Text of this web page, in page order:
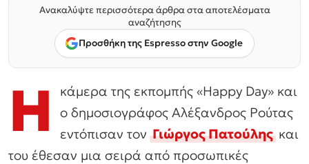
Ανακαλύψτε περισσότερα άρθρα στα αποτελέσματα
αναζήτησης
Προσθήκη της Espresso στην Google
Η
κάμερα της εκπομπής «Happy Day» και
ο δημοσιογράφος Αλέξανδρος Ρούτας
εντόπισαν τονΓιώργος Πατούληςκαι
του έθεσαν μια σειρά από προσωπικές